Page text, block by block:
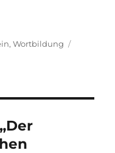
,Wortbildung